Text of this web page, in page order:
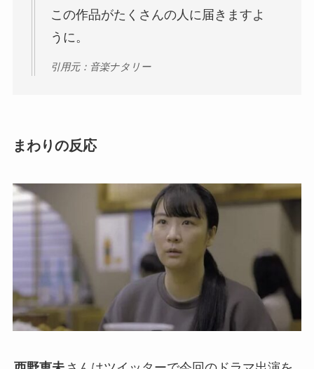
この作品がたくさんの人に届きますよ
うに。
引用元：音楽ナタリー
まわりの反応